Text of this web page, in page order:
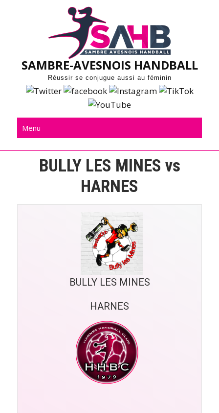
SAMBRE-AVESNOIS HANDBALL
Réussir se conjugue aussi au féminin
Menu
BULLY LES MINES vs
HARNES
BULLY LES MINES
HARNES